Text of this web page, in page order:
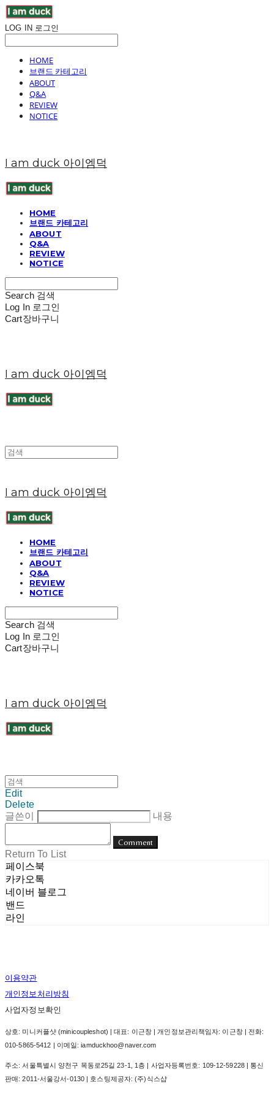
LOG IN 로그인
HOME
브랜드 카테고리
ABOUT
Q&A
REVIEW
NOTICE
I am duck 아이엠덕
HOME
브랜드 카테고리
ABOUT
Q&A
REVIEW
NOTICE
Search 검색
Log In 로그인
Cart장바구니
I am duck 아이엠덕
I am duck 아이엠덕
HOME
브랜드 카테고리
ABOUT
Q&A
REVIEW
NOTICE
Search 검색
Log In 로그인
Cart장바구니
I am duck 아이엠덕
Edit
Delete
글쓴이
내용
Comment
Return To List
페이스북
카카오톡
네이버 블로그
밴드
라인
이용약관
개인정보처리방침
사업자정보확인
상호: 미니커플샷 (minicoupleshot) | 대표: 이근창 | 개인정보관리책임자: 이근창 | 전화:
010-5865-5412 | 이메일: iamduckhoo@naver.com
주소: 서울특별시 양천구 목동로25길 23-1, 1층 | 사업자등록번호: 109-12-59228| 통신
판매:2011-서울강서-0130 | 호스팅제공자: (주)식스샵